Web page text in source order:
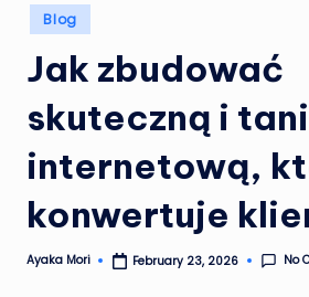
Posted
in
Blog
Jak zbudować
skuteczną i
internetową,
konwertuje
Posted
Ayaka Mori February 23, 2026 No